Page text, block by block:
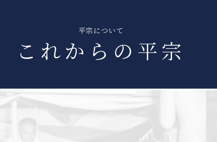
平宗について
これからの平宗